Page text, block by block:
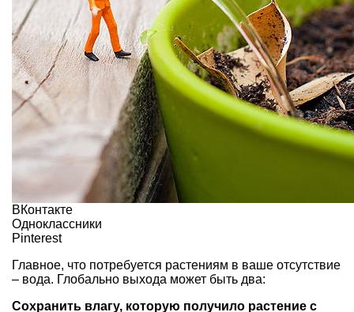
ВКонтакте
Одноклассники
Pinterest
Главное, что потребуется растениям в ваше отсутствие
– вода. Глобально выхода может быть два:
Сохранить влагу, которую получило растение с